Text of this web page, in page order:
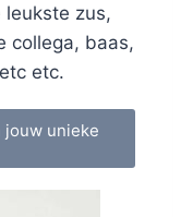
leukste zus,
collega, baas,
etc.
jouw unieke